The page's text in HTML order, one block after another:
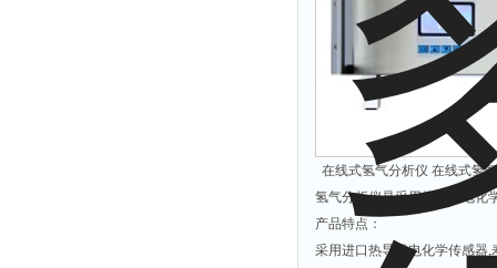
在线式氢气分析仪 在线式氢
氢气分析仪是采用热导或电化
产品特点：
采用进口热导或电化学传感